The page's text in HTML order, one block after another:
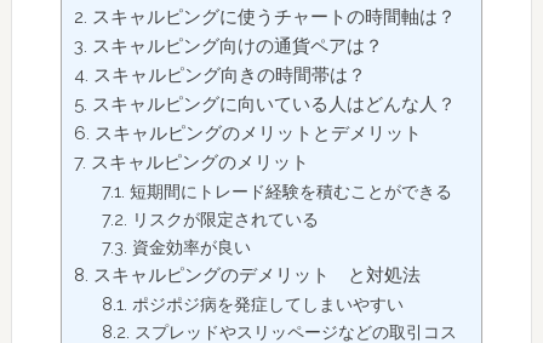
スキャルピングに使うチャートの時間軸は？
スキャルピング向けの通貨ペアは？
スキャルピング向きの時間帯は？
スキャルピングに向いている人はどんな人？
スキャルピングのメリットとデメリット
スキャルピングのメリット
短期間にトレード経験を積むことができる
リスクが限定されている
資金効率が良い
スキャルピングのデメリット と対処法
ポジポジ病を発症してしまいやすい
スプレッドやスリッページなどの取引コス